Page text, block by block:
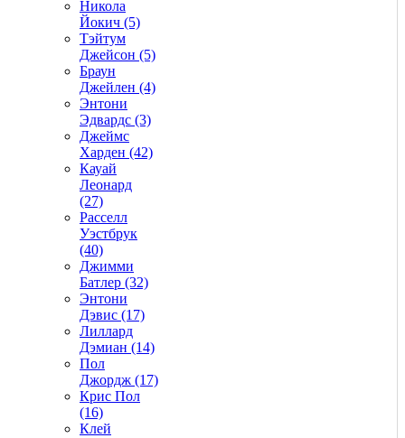
Никола
Йокич (5)
Тэйтум
Джейсон (5)
Браун
Джейлен (4)
Энтони
Эдвардс (3)
Джеймс
Харден (42)
Кауай
Леонард
(27)
Расселл
Уэстбрук
(40)
Джимми
Батлер (32)
Энтони
Дэвис (17)
Лиллард
Дэмиан (14)
Пол
Джордж (17)
Крис Пол
(16)
Клей